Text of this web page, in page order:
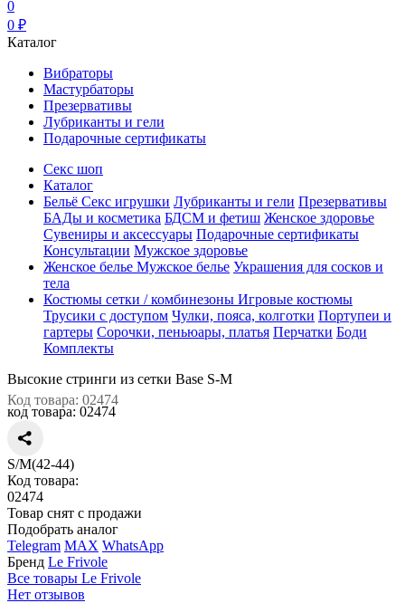
0
0 ₽
Каталог
Вибраторы
Мастурбаторы
Презервативы
Лубриканты и гели
Подарочные сертификаты
Секс шоп
Каталог
Бельё Секс игрушки Лубриканты и гели Презервативы
БАДы и косметика БДСМ и фетиш Женское здоровье
Сувениры и аксессуары Подарочные сертификаты
Консультации Мужское здоровье
Женское белье Мужское белье Украшения для сосков и
тела
Костюмы сетки / комбинезоны Игровые костюмы
Трусики с доступом Чулки, пояса, колготки Портупеи и
гартеры Сорочки, пеньюары, платья Перчатки Боди
Комплекты
Высокие стринги из сетки Base S-M
Код товара: 02474
код товара: 02474
S/M(42-44)
Код товара:
02474
Товар снят с продажи
Подобрать аналог
Telegram MAX WhatsApp
Бренд Le Frivole
Все товары Le Frivole
Нет отзывов